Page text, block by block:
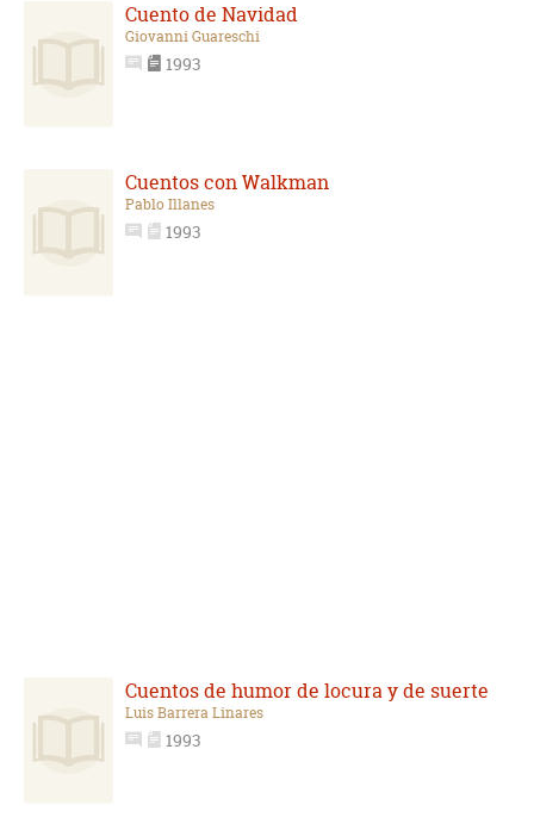
Cuento de Navidad
Giovanni Guareschi
1993
Cuentos con Walkman
Pablo Illanes
1993
Cuentos de humor de locura y de suerte
Luis Barrera Linares
1993